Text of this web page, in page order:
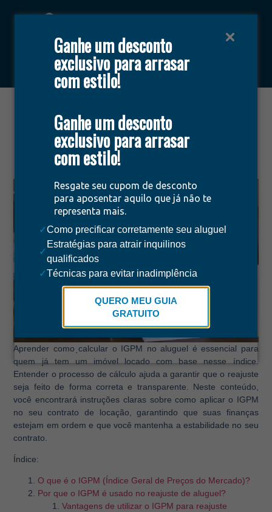
Ganhe um desconto
exclusivo para arrasar
com estilo!
Ganhe um desconto
exclusivo para arrasar
com estilo!
Resgate seu cupom de desconto
para aposentar aquilo que já não te
representa mais.
✓Como precificar corretamente seu aluguel
✓
Estratégias para atrair inquilinos
qualificados
✓Técnicas para evitar inadimplência
QUERO MEU GUIA
GRATUITO
.
Área do cliente Encontrar imóveis
calcular o IGPM no aluguel
fevereiro 17, 2025
Aprender como calcular o IGPM no aluguel é essencial para
quem já tem um imóvel locado com base nesse índice.
Entender o processo de cálculo ajuda a garantir que o reajuste
seja feito de forma correta e transparente. Neste conteúdo,
você encontrará instruções claras sobre como aplicar o IGPM
no seu contrato de locação, garantindo que suas finanças
estejam em ordem e que você mantenha a estabilidade no seu
contrato.
Índice:
O que é o IGPM (Índice Geral de Preços do Mercado)?
Por que o IGPM é usado no reajuste de aluguel?
Vantagens de utilizar o IGPM para reajuste